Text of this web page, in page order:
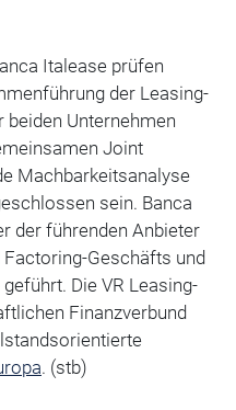
Italease prüfen
der Leasing-
beiden Unternehmen
Joint
Machbarkeitsanalyse
sein. Banca
der führenden Anbieter
Geschäfts und
Die VR Leasing-
Finanzverbund
. (stb)